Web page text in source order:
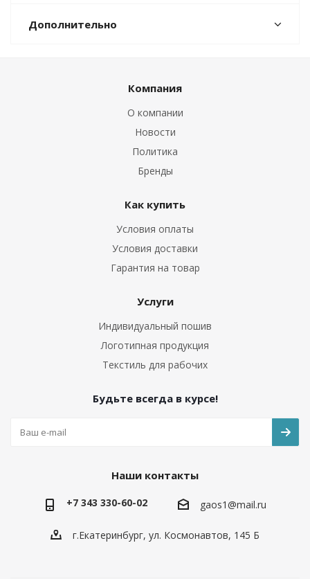
Дополнительно
Компания
О компании
Новости
Политика
Бренды
Как купить
Условия оплаты
Условия доставки
Гарантия на товар
Услуги
Индивидуальный пошив
Логотипная продукция
Текстиль для рабочих
Будьте всегда в курсе!
Наши контакты
+7 343 330-60-02 gaos1@mail.ru
г.Екатеринбург, ул. Космонавтов, 145 Б